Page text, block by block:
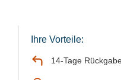
Ihre Vorteile:
14-Tage